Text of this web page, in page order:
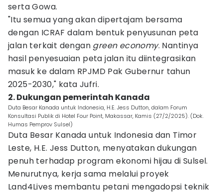
serta Gowa.
"Itu semua yang akan dipertajam bersama
dengan ICRAF dalam bentuk penyusunan peta
jalan terkait dengan green economy. Nantinya
hasil penyesuaian peta jalan itu diintegrasikan
masuk ke dalam RPJMD Pak Gubernur tahun
2025-2030," kata Jufri.
2. Dukungan pemerintah Kanada
Duta Besar Kanada untuk Indonesia, H.E. Jess Dutton, dalam Forum
Konsultasi Publik di Hotel Four Point, Makassar, Kamis (27/2/2025). (Dok.
Humas Pemprov Sulsel)
Duta Besar Kanada untuk Indonesia dan Timor
Leste, H.E. Jess Dutton, menyatakan dukungan
penuh terhadap program ekonomi hijau di Sulsel.
Menurutnya, kerja sama melalui proyek
Land4Lives membantu petani mengadopsi teknik